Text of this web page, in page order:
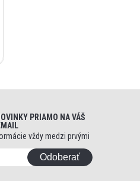
PRIAMO NA VÁŠ
vždy medzi prvými
Odoberať